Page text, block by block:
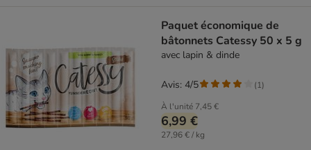
Paquet économique de
bâtonnets Catessy 50 x 5 g
avec lapin & dinde
À l'unité 7,45 €
6,99 €
27,96 € / kg
Avis: 4/5 (1)